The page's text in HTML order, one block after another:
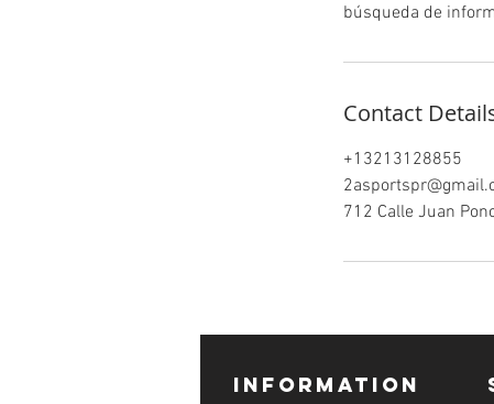
búsqueda de
Contact
+13213128855
712 Calle Juan
INFORMATION